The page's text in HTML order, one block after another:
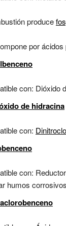
produce
por
con: Dióxido
de hidracina
con:
con:
humos